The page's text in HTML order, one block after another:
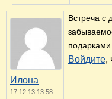
Илона
17.12.13 13:58
Встреча с
Войдите,